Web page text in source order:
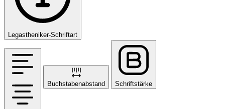
Legastheniker-Schriftart
Buchstabenabstand Schriftstärke